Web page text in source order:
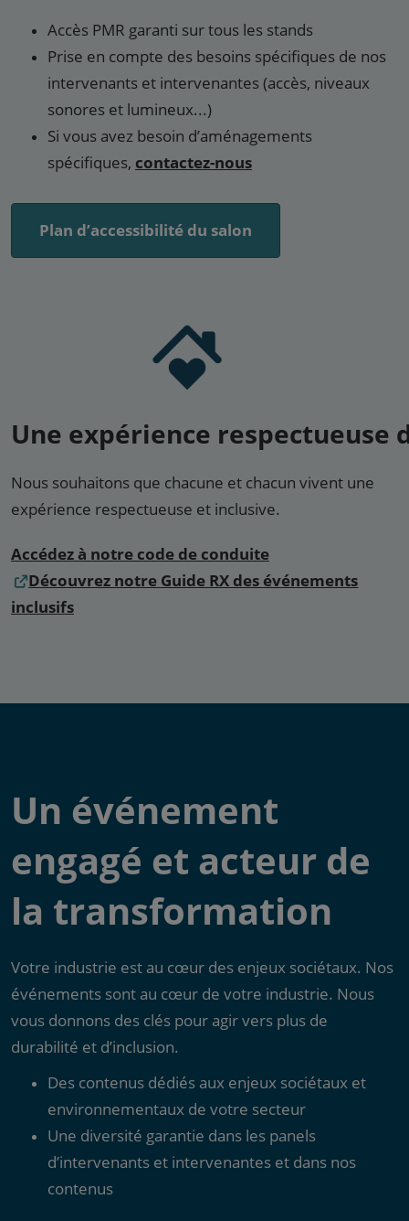
Accès PMR garanti sur tous les stands
Prise en compte des besoins spécifiques de nos
intervenants et intervenantes (accès, niveaux
sonores et lumineux...)
Si vous avez besoin d’aménagements
spécifiques, contactez-nous
Plan d’accessibilité du salon
Une expérience
Nous souhaitons que chacune et chacun vivent une
expérience respectueuse et inclusive.
Accédez à notre code de conduite
Découvrez notre Guide RX des événements
inclusifs
Un événement
engagé et acteur de
la transformation
Votre industrie est au cœur des enjeux sociétaux. Nos
événements sont au cœur de votre industrie. Nous
vous donnons des clés pour agir vers plus de
durabilité et d’inclusion.
Des contenus dédiés aux enjeux sociétaux et
environnementaux de votre secteur
Une diversité garantie dans les panels
d’intervenants et intervenantes et dans nos
contenus